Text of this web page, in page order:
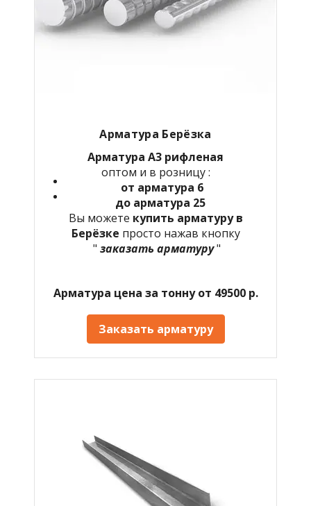
Арматура Берёзка
Арматура А3 рифленая
оптом и в розницу :
от арматура 6
до арматура 25
Вы можете купить арматуру в
Берёзке просто нажав кнопку
" заказать арматуру"
Арматура цена за тонну от 49500 р.
Заказать арматуру